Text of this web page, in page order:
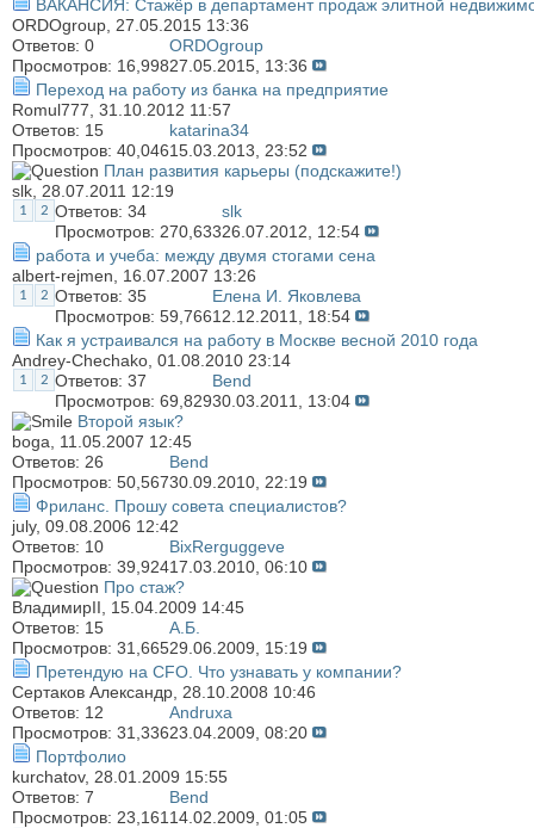
ВАКАНСИЯ: Стажёр в департамент продаж элитной
ORDOgroup , 27.05.2015 13:36
Ответов: 0
Просмотров: 16,998
ORDOgroup
27.05.2015, 13:36
Переход на работу из банка на предприятие
Romul777 , 31.10.2012 11:57
Ответов: 15
Просмотров: 40,046
katarina34
15.03.2013, 23:52
План развития карьеры (подскажите!)
slk , 28.07.2011 12:19
1 2 Ответов: 34
Просмотров: 270,633
slk
26.07.2012, 12:54
работа и учеба: между двумя стогами сена
albert-rejmen , 16.07.2007 13:26
1 2 Ответов: 35
Просмотров: 59,766
Елена И. Яковлева
12.12.2011, 18:54
Как я устраивался на работу в Москве весной 2010 года
Andrey-Chechako , 01.08.2010 23:14
1 2 Ответов: 37
Просмотров: 69,829
Bend
30.03.2011, 13:04
Второй язык?
boga , 11.05.2007 12:45
Ответов: 26
Просмотров: 50,567
Bend
30.09.2010, 22:19
Фриланс. Прошу совета специалистов?
july, 09.08.2006 12:42
Ответов: 10
Просмотров: 39,924
BixRerguggeve
17.03.2010, 06:10
Про стаж?
ВладимирII , 15.04.2009 14:45
Ответов: 15
Просмотров: 31,665
А.Б.
29.06.2009, 15:19
Претендую на CFO. Что узнавать у компании?
Сертаков Александр , 28.10.2008 10:46
Ответов: 12
Просмотров: 31,336
Andruxa
23.04.2009, 08:20
Портфолио
kurchatov, 28.01.2009 15:55
Ответов: 7
Просмотров: 23,161
Bend
14.02.2009, 01:05